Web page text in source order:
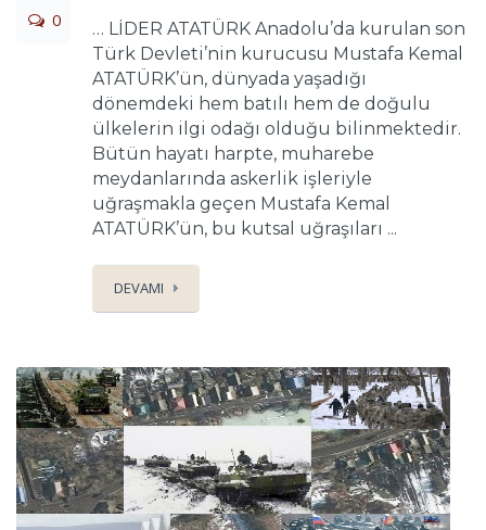
0
… LİDER ATATÜRK Anadolu’da kurulan son
Türk Devleti’nin kurucusu Mustafa Kemal
ATATÜRK’ün, dünyada yaşadığı
dönemdeki hem batılı hem de doğulu
ülkelerin ilgi odağı olduğu bilinmektedir.
Bütün hayatı harpte, muharebe
meydanlarında askerlik işleriyle
uğraşmakla geçen Mustafa Kemal
ATATÜRK’ün, bu kutsal uğraşıları ...
DEVAMI